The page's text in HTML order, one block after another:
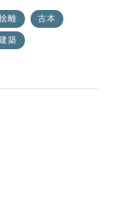
離 古本
築